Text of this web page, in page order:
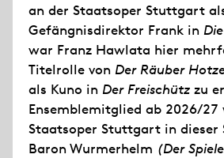
an der Staatsoper Stuttgart
Gefängnisdirektor Frank in
war Franz Hawlata hier
Titelrolle von Der Räuber
als Kuno in Der Freischütz zu
Ensemblemitglied ab 2026/
Staatsoper Stuttgart in dieser
Baron Wurmerhelm (Der